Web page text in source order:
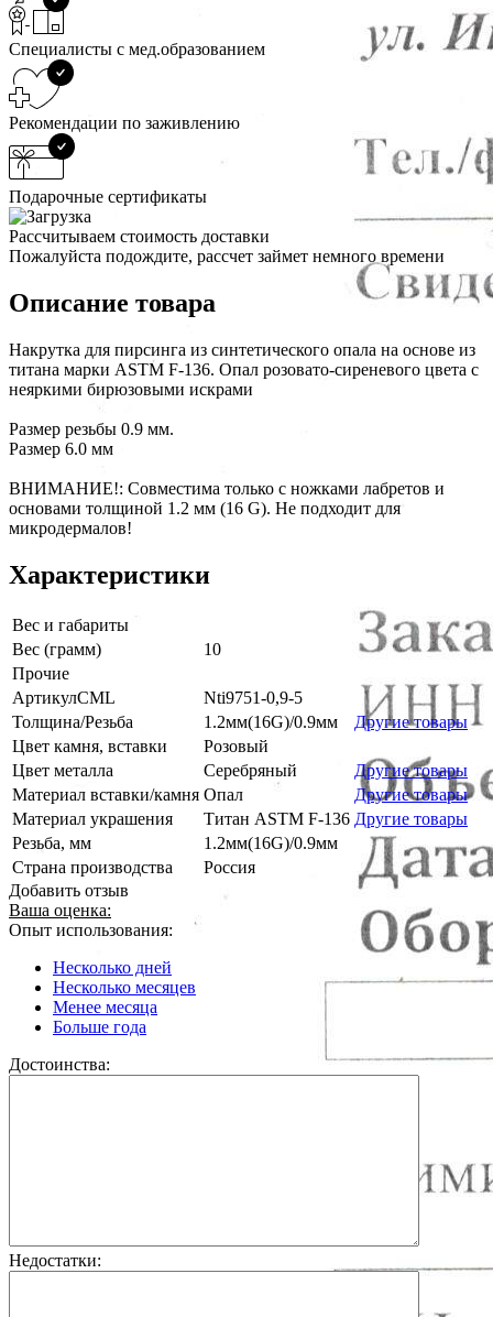
Специалисты с мед.образованием
Рекомендации по заживлению
Подарочные сертификаты
Рассчитываем стоимость доставки
Пожалуйста подождите, рассчет займет немного времени
Описание товара
Накрутка для пирсинга из синтетического опала на основе из
титана марки ASTM F-136. Опал розовато-сиреневого цвета с
неяркими бирюзовыми искрами
Размер резьбы 0.9 мм.
Размер 6.0 мм
ВНИМАНИЕ!: Совместима только с ножками лабретов и
основами толщиной 1.2 мм (16 G). Не подходит для
микродермалов!
Характеристики
Вес и габариты
Вес (грамм)
10
Прочие
АртикулCML
Nti9751-0,9-5
Толщина/Резьба
1.2мм(16G)/0.9мм
Другие товары
Цвет камня, вставки
Розовый
Цвет металла
Серебряный
Другие товары
Материал вставки/камня Опал
Другие товары
Материал украшения
Титан ASTM F-136 Другие товары
Резьба, мм
1.2мм(16G)/0.9мм
Страна производства
Россия
Добавить отзыв
Ваша оценка:
Опыт использования:
Несколько дней
Несколько месяцев
Менее месяца
Больше года
Достоинства:
Недостатки: